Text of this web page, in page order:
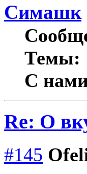
Симашк
Темы:
С
Re: О
#145